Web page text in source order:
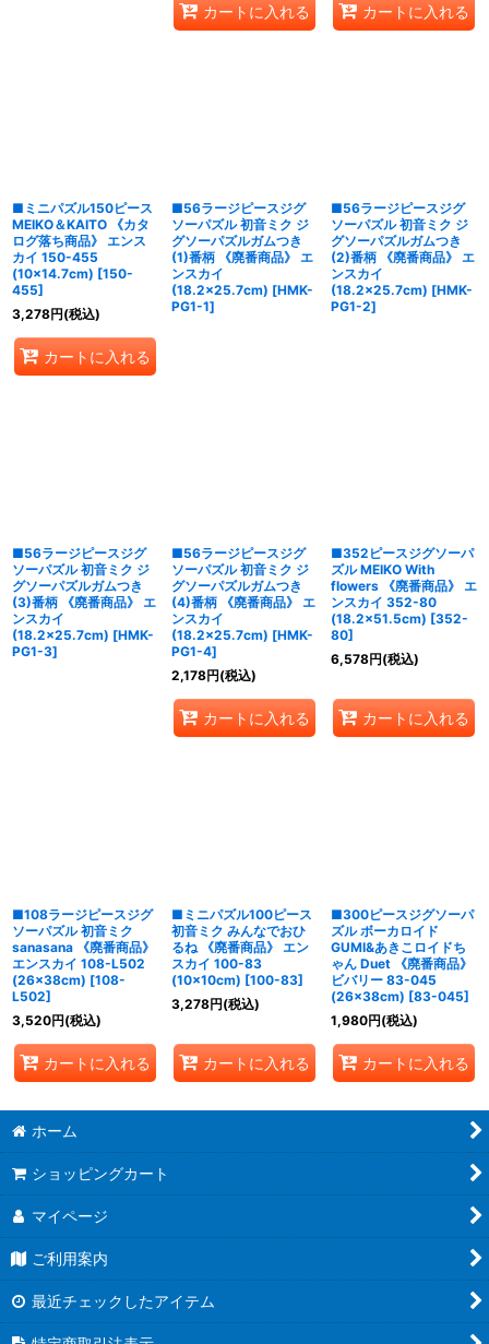
カートに入れる カートに入れる
■ミニパズル150ピース
MEIKO＆KAITO 《カタ
ログ落ち商品》 エンス
カイ 150-455
(10×14.7cm) [150-
455]
3,278円(税込)
カートに入れる
■56ラージピースジグ
ソーパズル 初音ミク ジ
グソーパズルガムつき
(1)番柄 《廃番商品》 エ
ンスカイ
(18.2×25.7cm) [HMK-
PG1-1]
■56ラージピースジグ
ソーパズル 初音ミク ジ
グソーパズルガムつき
(2)番柄 《廃番商品》 エ
ンスカイ
(18.2×25.7cm) [HMK-
PG1-2]
■56ラージピースジグ
ソーパズル 初音ミク ジ
グソーパズルガムつき
(3)番柄 《廃番商品》 エ
ンスカイ
(18.2×25.7cm) [HMK-
PG1-3]
■56ラージピースジグ
ソーパズル 初音ミク ジ
グソーパズルガムつき
(4)番柄 《廃番商品》 エ
ンスカイ
(18.2×25.7cm) [HMK-
PG1-4]
2,178円(税込)
カートに入れる
■352ピースジグソーパ
ズル MEIKO With
flowers 《廃番商品》 エ
ンスカイ 352-80
(18.2×51.5cm) [352-
80]
6,578円(税込)
カートに入れる
■108ラージピースジグ
ソーパズル 初音ミク
sanasana 《廃番商品》
エンスカイ 108-L502
(26×38cm) [108-
L502]
3,520円(税込)
カートに入れる
■ミニパズル100ピース
初音ミク みんなでおひ
るね 《廃番商品》 エン
スカイ 100-83
(10×10cm) [100-83]
3,278円(税込)
カートに入れる
■300ピースジグソーパ
ズル ボーカロイド
GUMI&あきこロイドち
ゃん Duet 《廃番商品》
ビバリー 83-045
(26×38cm) [83-045]
1,980円(税込)
カートに入れる
ホーム
ショッピングカート
マイページ
ご利用案内
最近チェックしたアイテム